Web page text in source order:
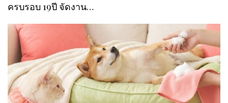
ครบรอบ 19ปี จัดงาน…